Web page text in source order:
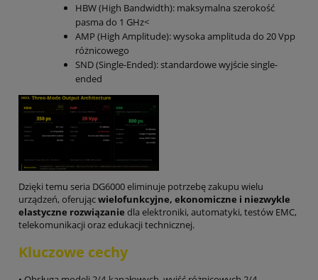
HBW (High Bandwidth): maksymalna szerokość
pasma do 1 GHz<
AMP (High Amplitude): wysoka amplituda do 20 Vpp
różnicowego
SND (Single-Ended): standardowe wyjście single-
ended
Dzięki temu seria DG6000 eliminuje potrzebę zakupu wielu
urządzeń, oferującwielofunkcyjne, ekonomiczne i niezwykle
elastyczne rozwiązanie dla elektroniki, automatyki, testów EMC,
telekomunikacji oraz edukacji technicznej.
Kluczowe cechy